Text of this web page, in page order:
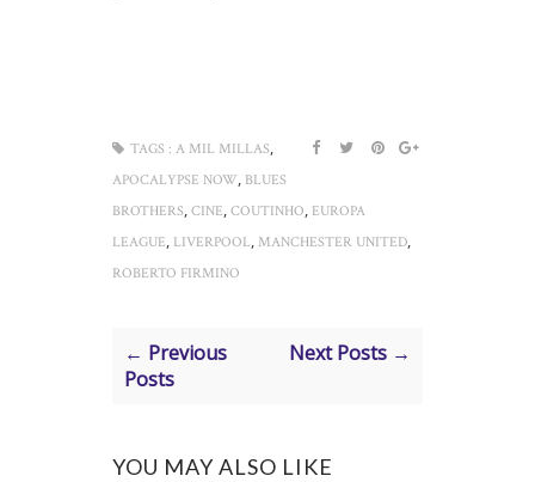
TAGS : A MIL MILLAS,
APOCALYPSE NOW, BLUES
BROTHERS, CINE, COUTINHO, EUROPA
LEAGUE, LIVERPOOL, MANCHESTER UNITED,
ROBERTO FIRMINO
← Previous
Posts
Next Posts →
YOU MAY ALSO LIKE